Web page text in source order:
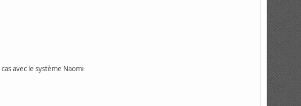
avec le système Naomi